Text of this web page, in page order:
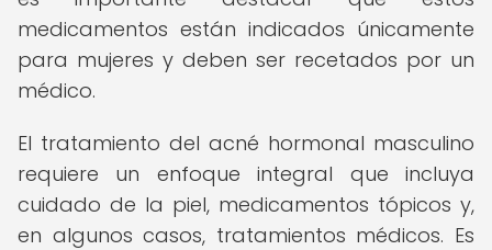
medicamentos están indicados únicamente
para mujeres y deben ser recetados por un
médico.
El tratamiento del acné hormonal masculino
requiere un enfoque integral que incluya
cuidado de la piel, medicamentos tópicos y,
en algunos casos, tratamientos médicos. Es